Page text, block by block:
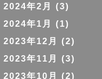
2024年2月
(3)
2024年1月
(1)
2023年12月
(2)
2023年11月
(3)
2023年10月
(2)